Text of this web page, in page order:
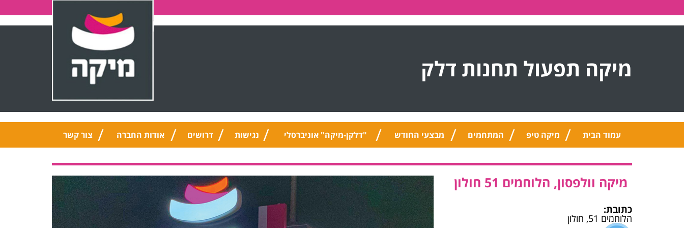
מיקה תפעול תחנות דלק
עמוד הבית מיקה טיפ המתחמים מבצעי החודש "דלקן-מיקה" אוניברסלי נגישות דרושים אודות החברה צור קשר
מיקה וולפסון, הלוחמים 51 חולון
כתובת:
הלוחמים 51, חולון‭